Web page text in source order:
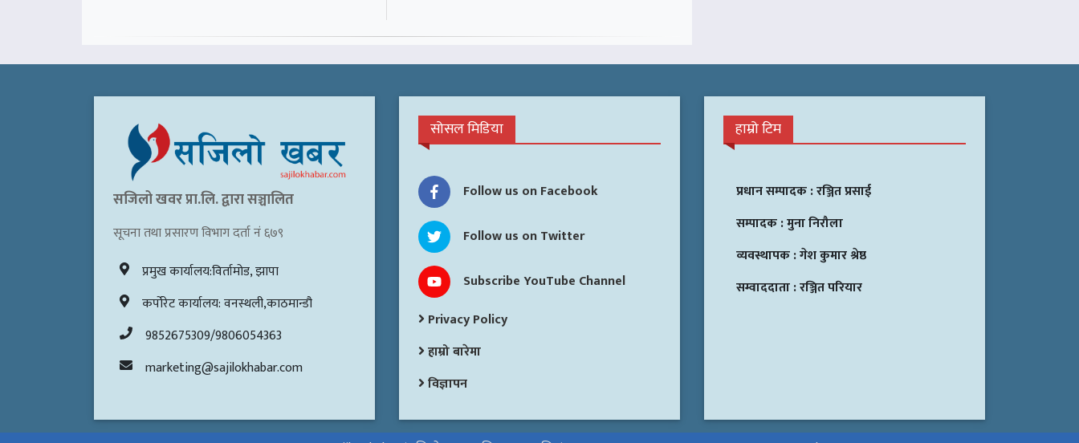
सजिलो खवर प्रा.लि. द्वारा सञ्चालित
सूचना तथा प्रसारण विभाग दर्ता नं ६७९
प्रमुख कार्यालय:विर्तामोड, झापा
कर्पोरेट कार्यालय: वनस्थली,काठमान्डौ
9852675309/9806054363
marketing@sajilokhabar.com
सोसल मिडिया
Follow us on Facebook
Follow us on Twitter
Subscribe YouTube Channel
Privacy Policy
हाम्रो बारेमा
विज्ञापन
हाम्रो टिम
प्रधान सम्पादक :रञ्जित प्रसाई
सम्पादक :मुना निरौला
व्यवस्थापक :गेश कुमार श्रेष्ठ
सम्वाददाता :रञ्जित परियार